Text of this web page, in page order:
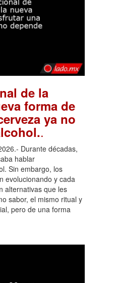
de la
forma de
ya no
.
Durante décadas,
hablar
Sin embargo, los
evolucionando y cada
alternativas que les
sabor, el mismo ritual y
pero de una forma